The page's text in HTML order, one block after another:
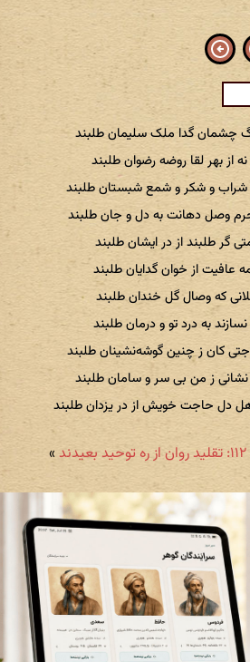
چشمان گدا ملک سلیمان طلبند
از بهر لقا روضه رضوان طلبند
شراب و شکر و شمع شبستان طلبند
وصل دهانت به دل و جان طلبند
گر طلبند از در ایشان طلبند
عافیت از خوان گدایان طلبند
که وصال گل خندان طلبند
به درد تو و درمان طلبند
کان ز چنین گوشه‌نشینان طلبند
ز من بی سر و سامان طلبند
دل حاجت خویش از در یزدان طلبند
»